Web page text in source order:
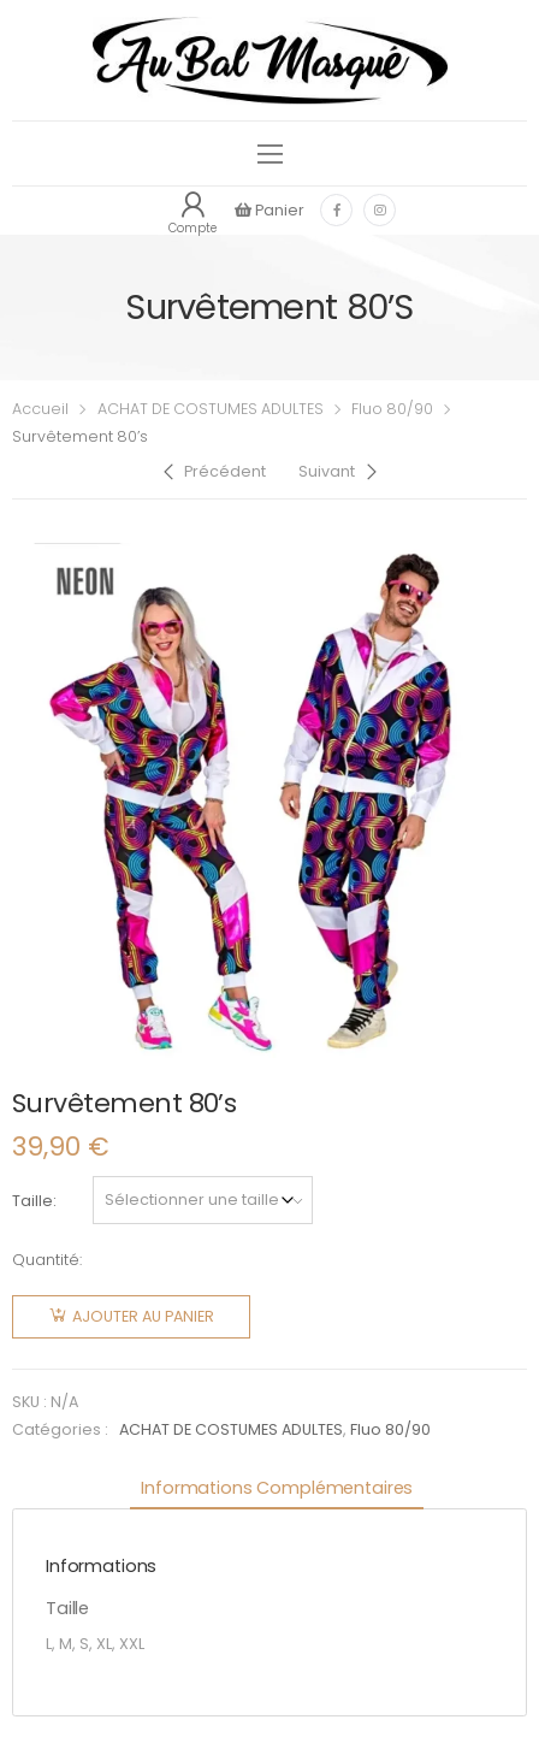
Compte
Panier
Survêtement 80’s
Accueil ACHAT DE COSTUMES ADULTES
Fluo 80/90
Survêtement 80’s
Précédent
Suivant
Survêtement 80’s
39,90 €
Taille
Quantité:
quantité
Survêtement
AJOUTER AU PANIER
SKU : N/A
Catégories :
ACHAT DE COSTUMES ADULTES,Fluo 80/90
Informations Complémentaires
Informations
Taille
L, M, S, XL, XXL